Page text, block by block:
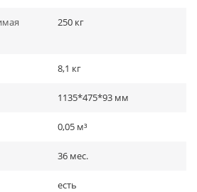
250 кг
8,1 кг
1135*475*93 мм
0,05 м³
36 мес.
есть